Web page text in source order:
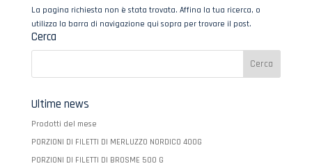
La pagina richiesta non è stata trovata. Affina la tua ricerca, o
utilizza la barra di navigazione qui sopra per trovare il post.
Cerca
Ultime news
Prodotti del mese
PORZIONI DI FILETTI DI MERLUZZO NORDICO 400G
PORZIONI DI FILETTI DI BROSME 500 G